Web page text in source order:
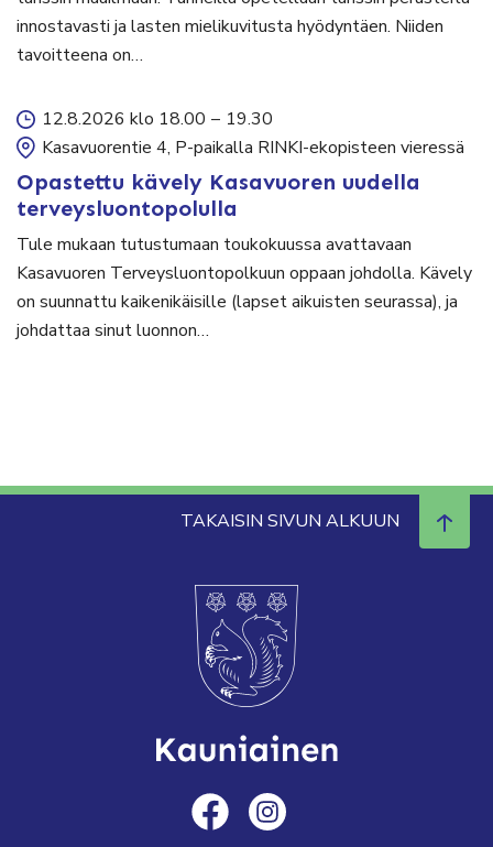
innostavasti ja lasten mielikuvitusta hyödyntäen. Niiden
tavoitteena on…
12.8.2026 klo 18.00 – 19.30
Kasavuorentie 4, P-paikalla RINKI-ekopisteen vieressä
Opastettu kävely Kasavuoren uudella
terveysluontopolulla
Tule mukaan tutustumaan toukokuussa avattavaan
Kasavuoren Terveysluontopolkuun oppaan johdolla. Kävely
on suunnattu kaikenikäisille (lapset aikuisten seurassa), ja
johdattaa sinut luonnon…
TAKAISIN SIVUN ALKUUN